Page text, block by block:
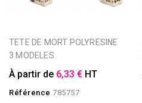
TETE DE MORT POLYRESINE
3 MODELES
À partir de 6,33 € HT
Référence 785757